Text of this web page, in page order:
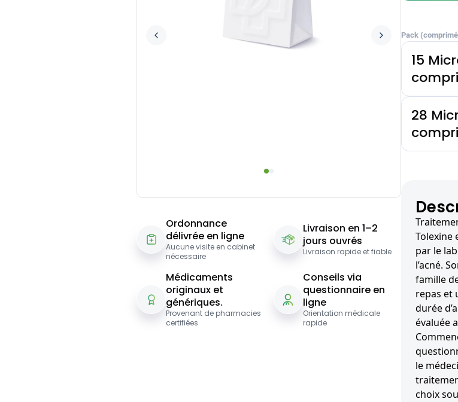
Ordonnance
délivrée en ligne
Aucune visite en cabinet
nécessaire
Livraison en 1–2
jours ouvrés
Livraison rapide et fiable
Médicaments
originaux et
génériques.
Provenant de pharmacies
certifiées
Conseils via
questionnaire en
ligne
Orientation médicale
rapide
Pack
15
28
Tolexine
par le
l’acné.
famille
repas et
durée
évaluée
le
choix